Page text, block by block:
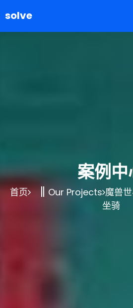
案例中
首页 Our Projects 魔兽
坐骑